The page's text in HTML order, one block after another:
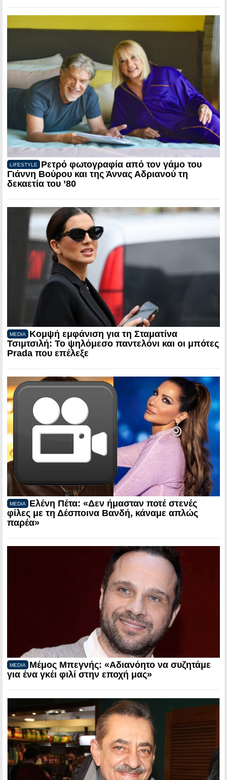
LIFESTYLE
Ρετρό φωτογραφία από τον γάμο του
Γιάννη Βούρου και της Άννας Αδριανού τη
δεκαετία του ’80
MEDIA
Κομψή εμφάνιση για τη Σταματίνα
Τσιμτσιλή: Το ψηλόμεσο παντελόνι και οι μπότες
Prada που επέλεξε
MEDIA
Ελένη Πέτα: «Δεν ήμασταν ποτέ στενές
φίλες με τη Δέσποινα Βανδή, κάναμε απλώς
παρέα»
MEDIA
Μέμος Μπεγνής: «Αδιανόητο να συζητάμε
για ένα γκέι φιλί στην εποχή μας»